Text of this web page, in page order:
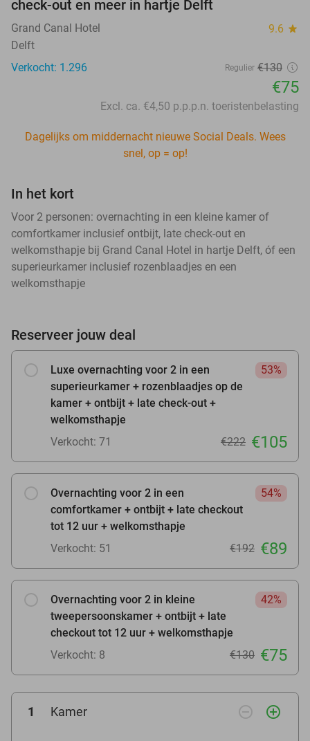
check-out en meer in hartje Delft
Grand Canal Hotel 9.6 star
Delft
Verkocht: 1.296
Regulier €130
€75
Excl. ca. €4,50 p.p.p.n. toeristenbelasting
Dagelijks om middernacht nieuwe Social Deals. Wees
snel, op = op!
In het kort
Voor 2 personen: overnachting in een kleine kamer of
comfortkamer inclusief ontbijt, late check-out en
welkomsthapje bij Grand Canal Hotel in hartje Delft, óf een
superieurkamer inclusief rozenblaadjes en een
welkomsthapje
Reserveer jouw deal
Luxe overnachting voor 2 in een
superieurkamer + rozenblaadjes op de
kamer + ontbijt + late check-out +
welkomsthapje
53%
Verkocht: 71 €222 €105
Overnachting voor 2 in een
comfortkamer + ontbijt + late checkout
tot 12 uur + welkomsthapje
54%
Verkocht: 51 €192 €89
Overnachting voor 2 in kleine
tweepersoonskamer + ontbijt + late
checkout tot 12 uur + welkomsthapje
42%
Verkocht: 8 €130 €75
1 Kamer remove_circle_outline add_circle_outline